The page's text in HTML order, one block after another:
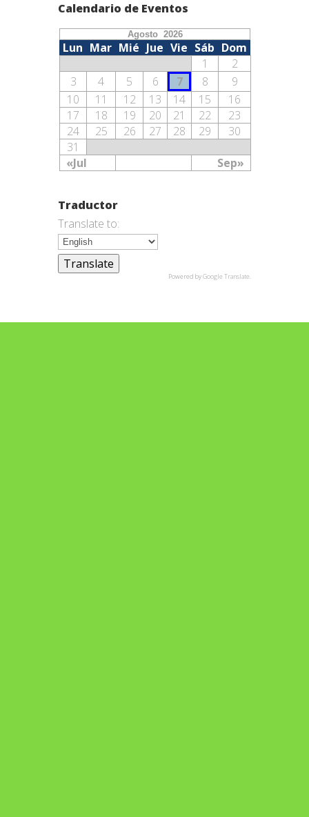
Calendario de Eventos
Agosto 2026
Lun Mar Mié Jue Vie Sáb Dom
«Jul Sep»
1
2
3
4 5 6 7 8
9
10
11 12 13 14 15
16
17
18 19 20 21 22
23
24
25 26 27 28 29
30
31
Traductor
Translate to:
Powered byGoogle Translate.